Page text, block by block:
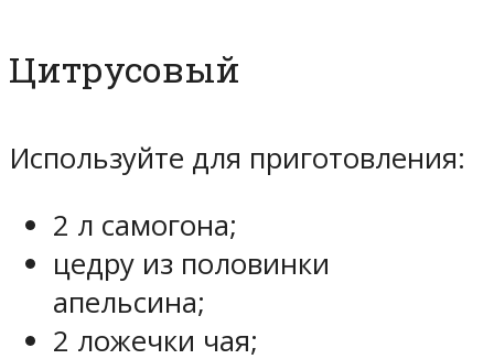
Цитрусовый
Используйте для приготовления:
2 л самогона;
цедру из половинки
апельсина;
2 ложечки чая;